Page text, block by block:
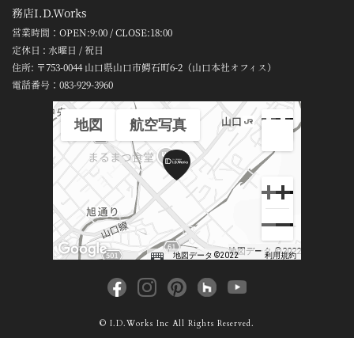
務店I.D.Works
営業時間：OPEN:9:00 / CLOSE:18:00
定休日 : 水曜日 / 祝日
住所: 〒753-0044 山口県山口市鰐石町6-2（山口本社オフィス）
電話番号： 083-929-3960
地図 航空写真
地図データ ©2022 利用規約
地図データ ©2022
© I.D.Works Inc All Rights Reserved.